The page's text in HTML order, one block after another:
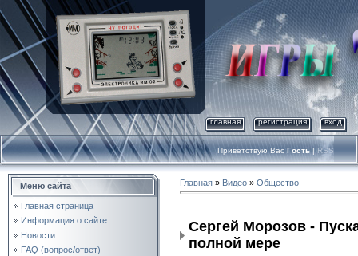
главная регистрация вход
Приветствую Вас Гость | RSS
Меню сайта
Главная страница
Информация о сайте
Новости
FAQ (вопрос/ответ)
Главная » Видео » Общество
Сергей Морозов -
полной мере